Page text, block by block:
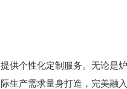
供个性化定制服务。无论是
生产需求量身打造，完美融